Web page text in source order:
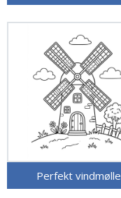
Perfekt vindmølle